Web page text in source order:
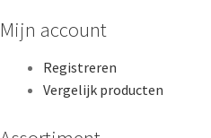
Mijn account
Registreren
Vergelijk producten